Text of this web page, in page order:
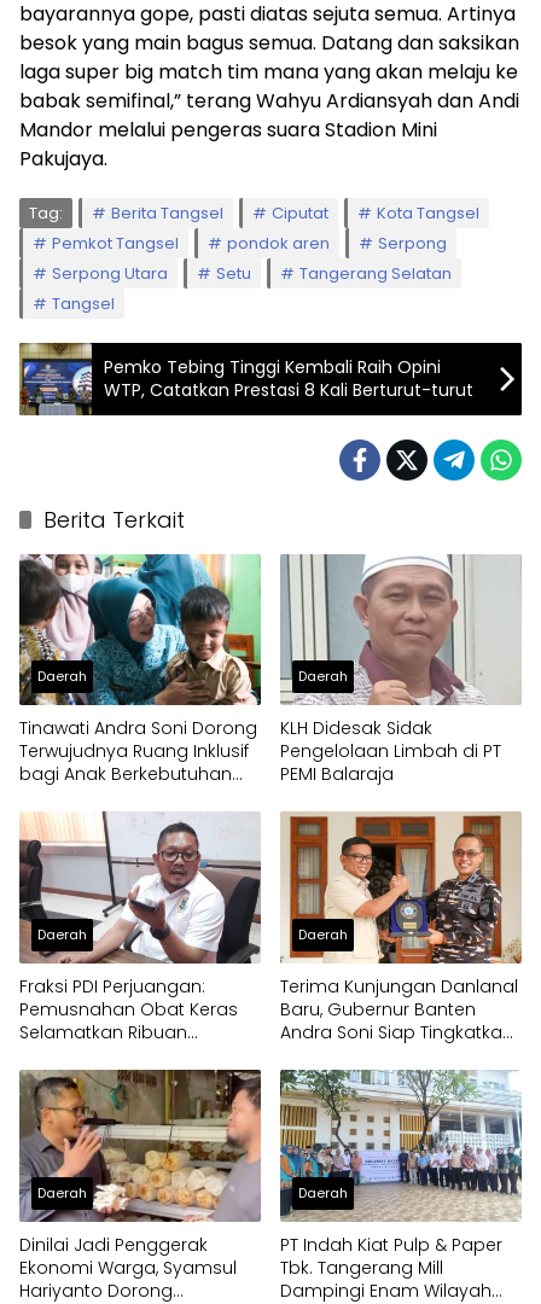
bayarannya gope, pasti diatas sejuta semua. Artinya
besok yang main bagus semua. Datang dan saksikan
laga super big match tim mana yang akan melaju ke
babak semifinal,” terang Wahyu Ardiansyah dan Andi
Mandor melalui pengeras suara Stadion Mini
Pakujaya.
Tag: Berita Tangsel Ciputat
Kota Tangsel
Pemkot Tangsel
pondok aren
Serpong
Serpong Utara
Setu
Tangerang Selatan
Tangsel
Pemko Tebing Tinggi Kembali Raih Opini
WTP, Catatkan Prestasi 8 Kali Berturut-turut
Berita Terkait
Daerah
Tinawati Andra Soni Dorong
Terwujudnya Ruang Inklusif
bagi Anak Berkebutuhan
Daerah
KLH Didesak Sidak
Pengelolaan Limbah di PT
PEMI Balaraja
Daerah
Fraksi PDI Perjuangan:
Pemusnahan Obat Keras
Selamatkan Ribuan
Daerah
Terima Kunjungan Danlanal
Baru, Gubernur Banten
Andra Soni Siap Tingkatkan
Daerah
Dinilai Jadi Penggerak
Ekonomi Warga, Syamsul
Hariyanto Dorong
Daerah
PT Indah Kiat Pulp & Paper
Tbk. Tangerang Mill
Dampingi Enam Wilayah